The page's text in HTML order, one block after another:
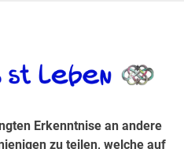
in welchen Bereichen.
Erkenntnise an andere
zu teilen, welche auf